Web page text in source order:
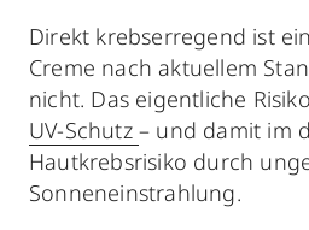
Direkt krebserregend ist
Creme nach aktuellem
nicht. Das eigentliche
UV-Schutz – und damit im
Hautkrebsrisiko durch
Sonneneinstrahlung.